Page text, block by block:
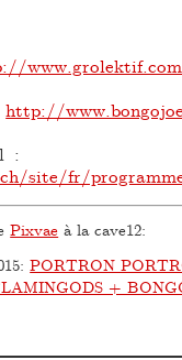
http://
:
site/fr/
Pixvae à la cave12:
:PORTRON
+